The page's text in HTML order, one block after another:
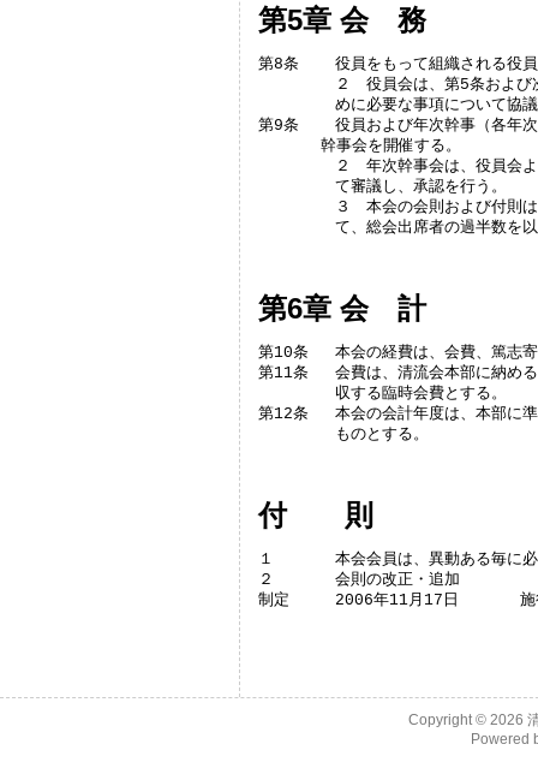
第5章 会 務
第8条	役員をもって組織される役員会を開催する。
第9条	役員および年次幹事（各年次１名または複数名）をもって組織される年次
幹事会を開催する。
て、総会出席者の過半数を
第6章 会 計
第10条	本会の経費は、会費、篤志寄贈、その他によってまかなう。
第11条	会費は、清流会本部に納める本部会費、および、本会の総会･懇親会時に徴
第12条	本会の会計年度は、本部に準じて毎年6月1日に始まり翌年5月31日に終わる
	ものとする。
付 則
１	本会会員は、異動ある毎に必ず本会事務局に通知する。
２	会則の改正・追加
制定
Copyright © 2026
Powered